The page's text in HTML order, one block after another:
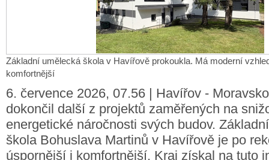
Základní umělecká škola v Havířově prokoukla. Má moderní
komfortnější
6. července 2026, 07.56 | Havířov -
dokončil další z projektů zaměřených na
energetické náročnosti svých budov.
škola Bohuslava Martinů v Havířově je po
úspornější i komfortnější. Kraj získal na tuto